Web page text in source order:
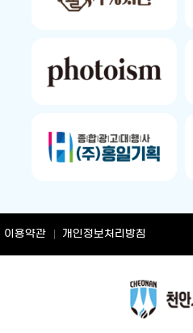
이용약관 개인정보처리방침